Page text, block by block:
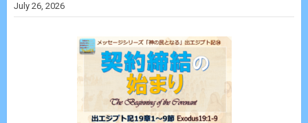
July 26, 2026